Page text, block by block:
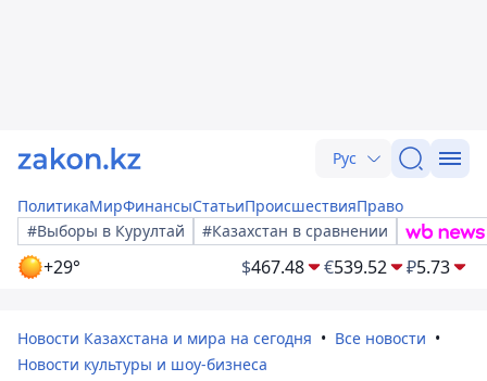
Рус
ПолитикаМирФинансыСтатьиПроисшествияПраво
#Выборы в Курултай
#Казахстан в сравнении
+29° $467.48 €539.52 ₽5.73
Новости Казахстана и мира на сегодня
Все новости
Новости культуры и шоу-бизнеса